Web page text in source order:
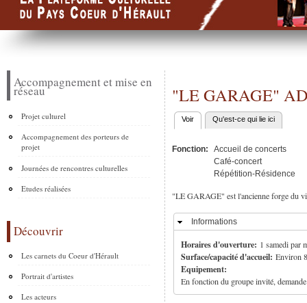
Accompagnement et mise en
réseau
Projet culturel
Accompagnement des porteurs de
projet
Journées de rencontres culturelles
Etudes réalisées
Découvrir
Les carnets du Coeur d'Hérault
Portrait d'artistes
Les acteurs
"LE GARAGE"
Onglets principaux
Voir (onglet actif)
Qu'est-ce qui lie ici
Fonction:
Accueil de concerts
Café-concert
Répétition-Résidence
"LE GARAGE" est l'ancienne forge du
Masquer
Informations
Horaires d'ouverture: 1 samedi par
Surface/capacité d'accueil: Environ
Equipement:
En fonction du groupe invité,